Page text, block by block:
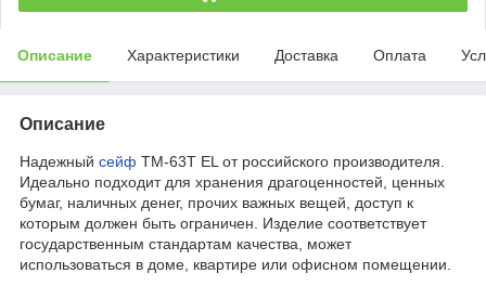
Описание Характеристики Доставка Оплата
Описание
Надежный сейф TM-63T EL от российского производителя.
Идеально подходит для хранения драгоценностей, ценных
бумаг, наличных денег, прочих важных вещей, доступ к
которым должен быть ограничен. Изделие соответствует
государственным стандартам качества, может
использоваться в доме, квартире или офисном помещении.